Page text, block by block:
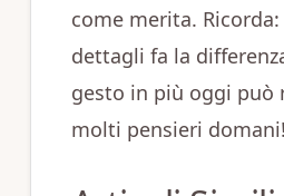
come merita.
dettagli fa la
gesto in più oggi può
molti pensieri domani!